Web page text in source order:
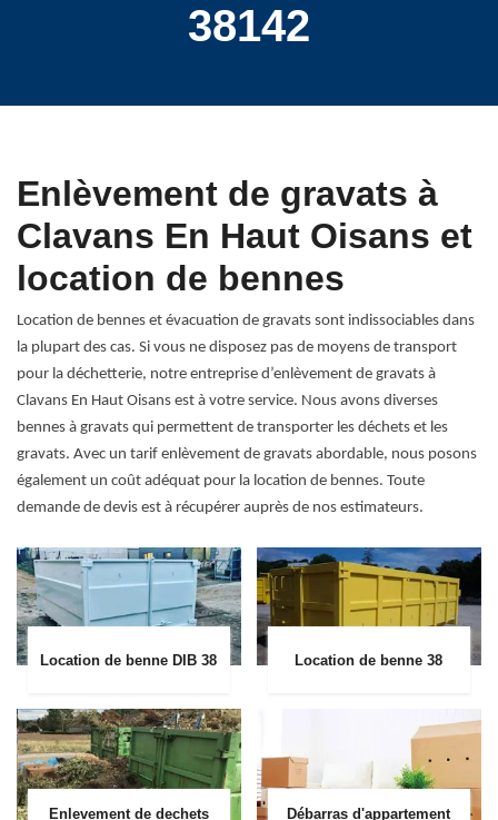
38142
Enlèvement de gravats à
Clavans En Haut Oisans et
location de bennes
Location de bennes et évacuation de gravats sont indissociables dans
la plupart des cas. Si vous ne disposez pas de moyens de transport
pour la déchetterie, notre entreprise d’enlèvement de gravats à
Clavans En Haut Oisans est à votre service. Nous avons diverses
bennes à gravats qui permettent de transporter les déchets et les
gravats. Avec un tarif enlèvement de gravats abordable, nous posons
également un coût adéquat pour la location de bennes. Toute
demande de devis est à récupérer auprès de nos estimateurs.
Location de benne DIB 38 Location de benne 38
Enlevement de dechets Débarras d'appartement